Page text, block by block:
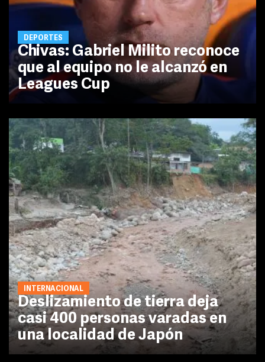
DEPORTES
Chivas: Gabriel Milito reconoce
que al equipo no le alcanzó en
Leagues Cup
INTERNACIONAL
Deslizamiento de tierra deja
casi 400 personas varadas en
una localidad de Japón